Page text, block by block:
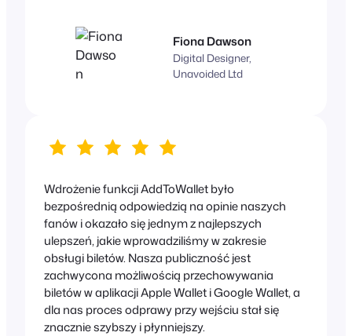
Fiona Dawson
Digital Designer,
Unavoided Ltd
Wdrożenie funkcji AddToWallet było
bezpośrednią odpowiedzią na opinie naszych
fanów i okazało się jednym z najlepszych
ulepszeń, jakie wprowadziliśmy w zakresie
obsługi biletów. Nasza publiczność jest
zachwycona możliwością przechowywania
biletów w aplikacji Apple Wallet i Google Wallet, a
dla nas proces odprawy przy wejściu stał się
znacznie szybszy i płynniejszy.